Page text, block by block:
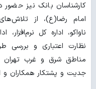
کارشناسان بانک نیز
امام رضا(ع)، از
ناواکو، اداره کل نرم‌افزار،
نظارت اعتباری و
مناطق شرق و غرب تهران
جدیت و پشتکار همکاران و